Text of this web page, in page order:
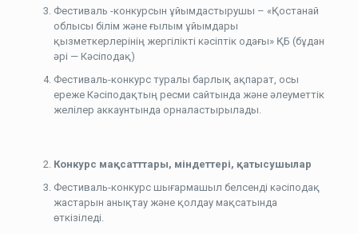
Фестиваль -конкурсын ұйымдастырушы – «Қостанай
облысы білім және ғылым ұйымдары
қызметкерлерінің жергілікті кәсіптік одағы» ҚБ (бұдан
әрі — Кәсіподақ)
Фестиваль-конкурс туралы барлық ақпарат, осы
ереже Кәсіподақтың ресми сайтында және әлеуметтік
желілер аккаунтында орналастырылады.
Конкурс мақсатттары, міндеттері, қатысушылар
Фестиваль-конкурс шығармашыл белсенді кәсіподақ
жастарын анықтау және қолдау мақсатында
өткізіледі.